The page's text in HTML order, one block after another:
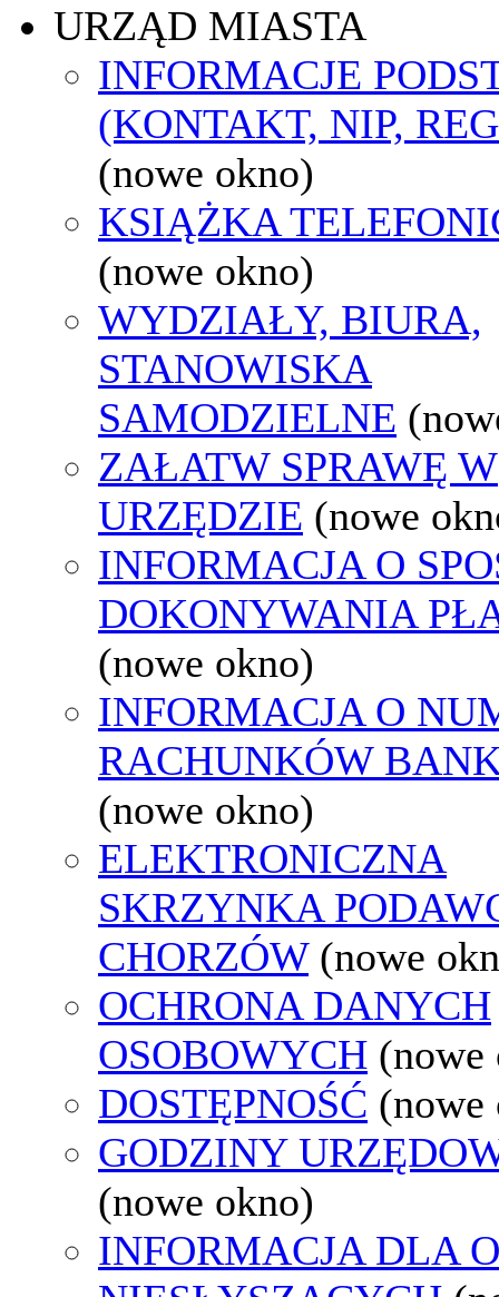
URZĄD MIASTA
INFORMACJE
(KONTAKT, NIP,
(nowe okno)
KSIĄŻKA
(nowe okno)
WYDZIAŁY, BIURA,
STANOWISKA
SAMODZIELNE
ZAŁATW SPRAWĘ W
URZĘDZIE (nowe
INFORMACJA O
DOKONYWANIA
(nowe okno)
INFORMACJA O
RACHUNKÓW
(nowe okno)
ELEKTRONICZNA
SKRZYNKA
CHORZÓW (nowe
OCHRONA DANYCH
OSOBOWYCH (nowe
DOSTĘPNOŚĆ (nowe
GODZINY
(nowe okno)
INFORMACJA DLA